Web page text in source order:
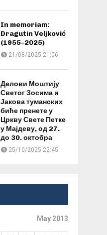
In memoriam:
Dragutin Veljković
(1955–2025)
21/08/2025 21:06
Делови Моштију
Светог Зосима и
Јакова туманских
биће пренете у
Цркву Свете Петке
у Мајдеву, од 27.
до 30. октобра
25/10/2025 22:45
May 2013